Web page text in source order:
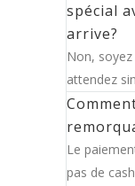
spécial
arrive?
Non,
attendez
Le
pas de